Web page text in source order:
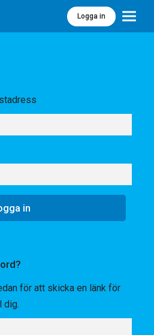
Logga in Meny
för att skicka en länk för
dig.